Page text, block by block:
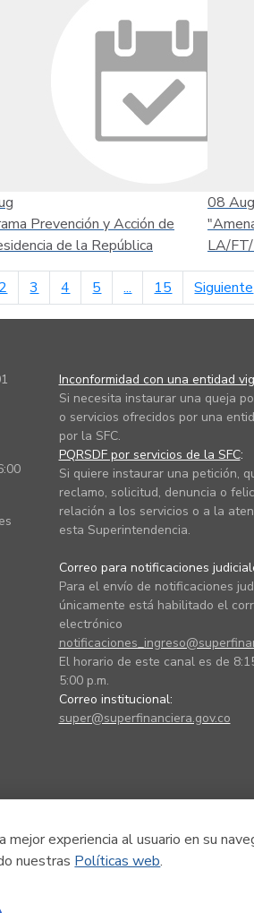
experiencia al usuario en su
nuestras Políticas web.
Prevención y Acción de
de la República
08 Aug
LA/
2 3 4 5 ... 15 Siguiente
Inconformidad con una entidad
Si necesita instaurar una queja
o servicios ofrecidos por una
por la SFC.
PQRSDF por servicios de la SFC:
Si quiere instaurar una petición,
reclamo, solicitud, denuncia o
relación a los servicios o a la
esta Superintendencia.
Correo para notificaciones
Para el envío de notificaciones
únicamente está habilitado el
electrónico
El horario de este canal es de
5:00 p.m.
Correo institucional:
super@superfinanciera.gov.co